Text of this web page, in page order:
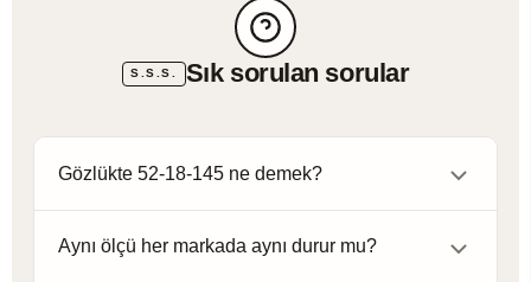
S.S.S. Sık sorulan sorular
Gözlükte 52-18-145 ne demek?
mm sap uzunluğunu ifade eder.
Aynı ölçü her markada aynı durur mu?